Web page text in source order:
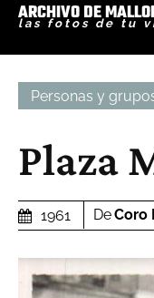
ARCHIVO DE
las fotos de tu
Personas y
Plaza
1961 DeCoro